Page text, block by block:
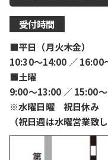
受付時間
■平日（月火木金）
10:30〜14:00 ／ 16:00
■土曜
9:00〜13:00 ／ 15:00
※水曜日曜 祝日休み
（祝日週は水曜営業致し